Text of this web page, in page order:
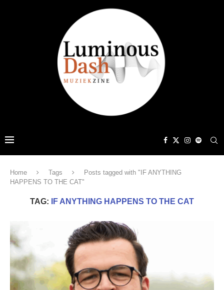
Home Tags
Posts tagged with "IF ANYTHING
HAPPENS TO THE CAT"
TAG: IF ANYTHING HAPPENS TO THE CAT